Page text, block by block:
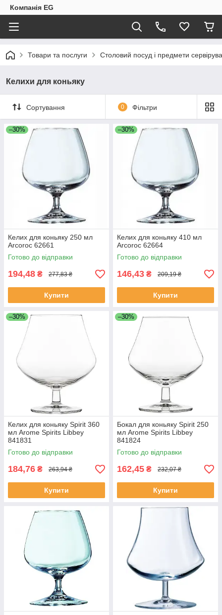
Компанія EG
Товари та послуги Столовий посуд і предмети
Келихи для коньяку
Сортування 0 Фільтри
–30%
Келих для коньяку 250 мл
Arcoroc 62661
Готово до відправки
194,48 ₴ 277,83 ₴
Купити
–30%
Келих для коньяку 410 мл
Arcoroc 62664
Готово до відправки
146,43 ₴ 209,19 ₴
Купити
–30%
Келих для коньяку Spirit 360
мл Arome Spirits Libbey
841831
Готово до відправки
184,76 ₴ 263,94 ₴
Купити
–30%
Бокал для коньяку Spirit 250
мл Arome Spirits Libbey
841824
Готово до відправки
162,45 ₴ 232,07 ₴
Купити